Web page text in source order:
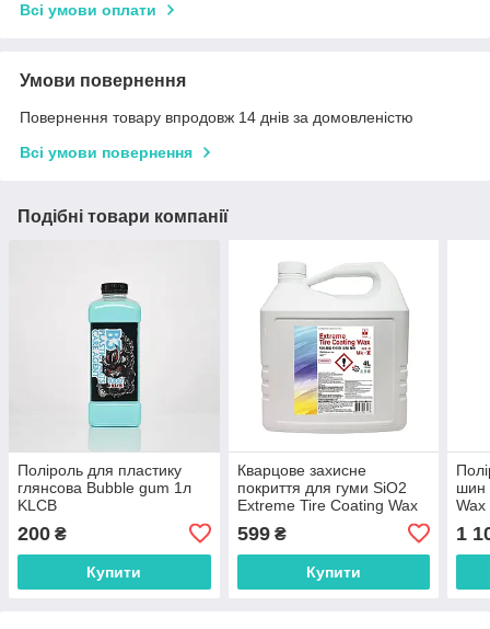
Всі умови оплати
Умови повернення
Повернення товару впродовж 14 днів за домовленістю
Всі умови повернення
Подібні товари компанії
Поліроль для пластику
глянсова Bubble gum 1л
KLCB
200 ₴
Купити
Кварцове захисне
покриття для гуми SiO2
Extreme Tire Coating Wax
500мл
599₴
Купити
шин
1